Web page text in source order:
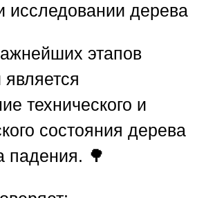
исследовании дерева
этапов
является
технического и
состояния дерева
падения. 🌳